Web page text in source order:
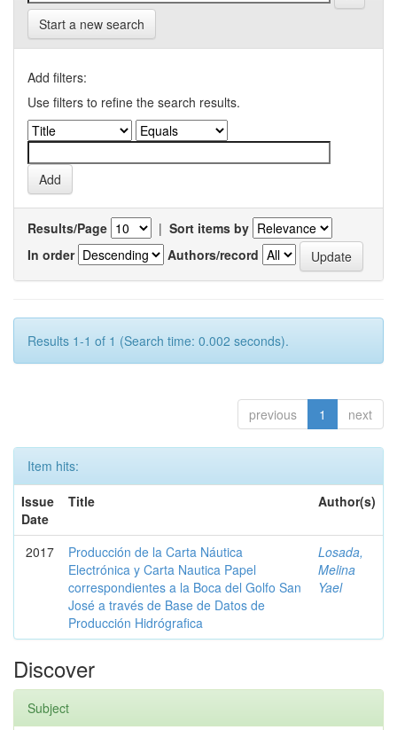
Start a new search
Add filters:
Use filters to refine the search results.
Results/Page | Sort items by
In order
Authors/record
Results 1-1 of 1 (Search time: 0.002 seconds).
previous 1 next
Item hits:
Issue
Date
Title Author(s)
2017
Producción de la Carta Náutica
Electrónica y Carta Nautica Papel
correspondientes a la Boca del Golfo San
José a través de Base de Datos de
Producción Hidrógrafica
Losada,
Melina
Yael
Discover
Subject